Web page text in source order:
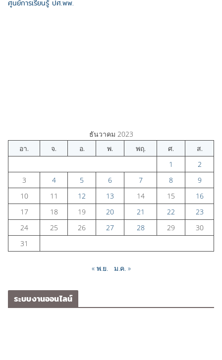
ศูนย์การเรียนรู้ ปศ.พพ.
ธันวาคม 2023
อา.
จ. อ. พ. พฤ. ศ.
ส.
1
2
3
4 5 6 7 8
9
10
11 12 13 14 15
16
17
18 19 20 21 22
23
24
25 26 27 28 29
30
31
« พ.ย. ม.ค. »
ระบบงานออนไลน์